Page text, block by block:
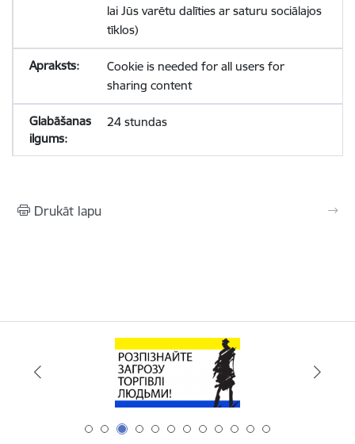
lai Jūs varētu dalīties ar saturu sociālajos
tīklos)
Cookie is needed for all users for
sharing content
24 stundas
Drukāt lapu